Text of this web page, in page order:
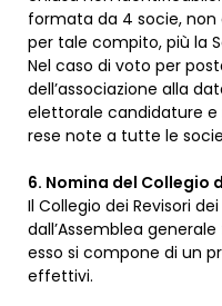
formata da 4 socie, non
per tale compito, più la
Nel caso di voto per
dell’associazione alla
elettorale candidature e
rese note a tutte le
6. Nomina del Collegio
Il Collegio dei Revisori
dall’Assemblea
esso si compone di un
effettivi.